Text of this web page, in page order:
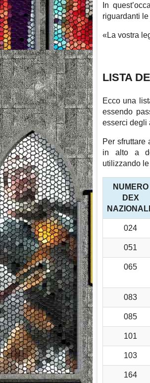
In
riguardanti
«La vostra
LISTA
Ecco una
essendo
esserci degli
Per
in alto a
utilizzando
NUMERO
DEX
024
051
065
083
085
101
103
164